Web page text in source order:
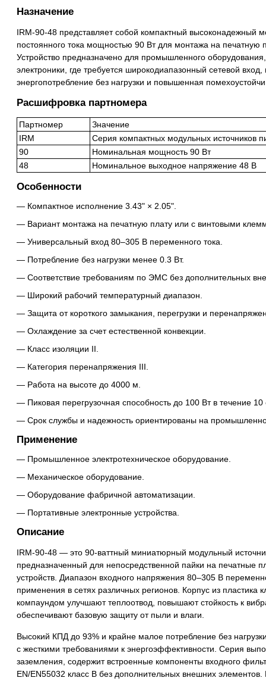
Назначение
IRM-90-48 представляет собой компактный высоконадежный
постоянного тока мощностью 90 Вт для монтажа на
Устройство предназначено для промышленного
электроники, где требуется широкодиапазонный сетевой
энергопотребление без нагрузки и повышенная
Расшифровка партномера
Партномер
Значение
IRM
Серия компактных модульных источников
90
Номинальная мощность 90 Вт
48
Номинальное выходное напряжение 48 В
Особенности
Компактное исполнение 3.43" × 2.05".
Вариант монтажа на печатную плату или с винтовыми
Универсальный вход 80–305 В переменного тока.
Потребление без нагрузки менее 0.3 Вт.
Соответствие требованиям по ЭМС без дополнительных
Широкий рабочий температурный диапазон.
Защита от короткого замыкания, перегрузки и
Охлаждение за счет естественной конвекции.
Класс изоляции II.
Категория перенапряжения III.
Работа на высоте до 4000 м.
Пиковая перегрузочная способность до 100 Вт в течение 10
Срок службы и надежность ориентированы на
Применение
Промышленное электротехническое оборудование.
Механическое оборудование.
Оборудование фабричной автоматизации.
Портативные электронные устройства.
Описание
IRM-90-48 — это 90-ваттный миниатюрный модульный
предназначенный для непосредственной пайки на печатные
устройств. Диапазон входного напряжения 80–305 В
применения в сетях различных регионов. Корпус из пластика
компаундом улучшают теплоотвод, повышают стойкость к
обеспечивают базовую защиту от пыли и влаги.
Высокий КПД до 93% и крайне малое потребление без
с жесткими требованиями к энергоэффективности. Серия
заземления, содержит встроенные компоненты входного
EN/EN55032 класс B без дополнительных внешних